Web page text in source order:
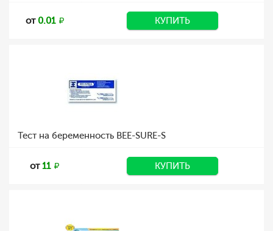
от 0.01 КУПИТЬ
Тест на беременность BEE-SURE-S
от11 КУПИТЬ